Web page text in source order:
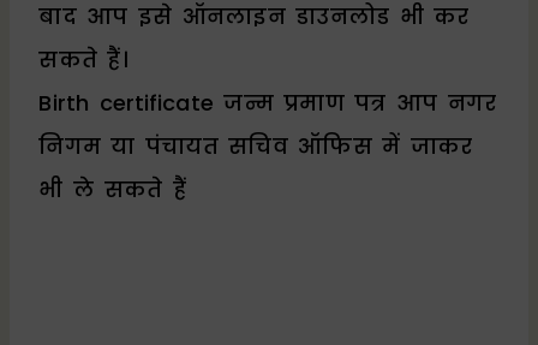
बाद आप इसे ऑनलाइन डाउनलोड भी कर
सकते हैं।
Birth certificate जन्म प्रमाण पत्र आप नगर
निगम या पंचायत सचिव ऑफिस में जाकर
भी ले सकते हैं